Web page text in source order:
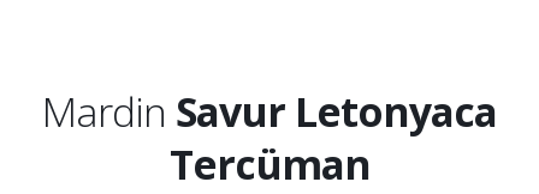
Mardin Savur Letonyaca
Tercüman